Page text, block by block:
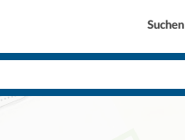
Suchen